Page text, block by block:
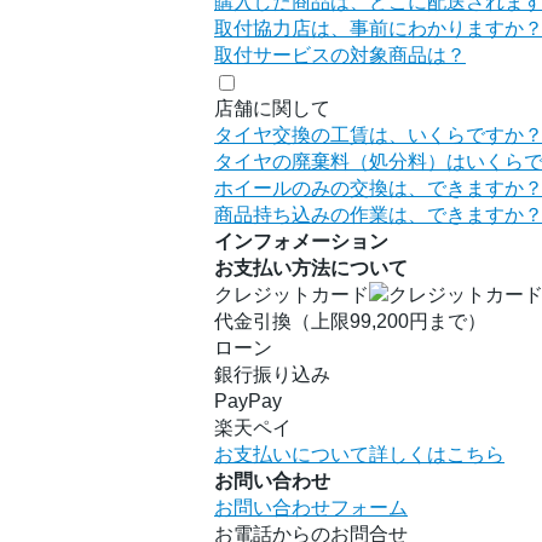
取付協力店は、事前にわかりますか？
取付サービスの対象商品は？
店舗に関して
タイヤ交換の工賃は、いくらですか？
タイヤの廃棄料（処分料）はいくら
ホイールのみの交換は、できますか？
商品持ち込みの作業は、できますか？
インフォメーション
お支払い方法について
クレジットカード
代金引換（上限99,200円まで）
ローン
銀行振り込み
PayPay
楽天ペイ
お支払いについて詳しくはこちら
お問い合わせ
お問い合わせフォーム
お電話からのお問合せ